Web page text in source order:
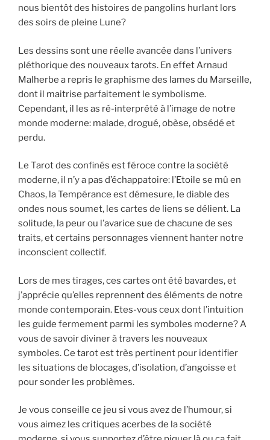
nous bientôt des histoires de pangolins hurlant lors
des soirs de pleine Lune?
Les dessins sont une réelle avancée dans l’univers
pléthorique des nouveaux tarots. En effet Arnaud
Malherbe a repris le graphisme des lames du Marseille,
dont il maitrise parfaitement le symbolisme.
Cependant, il les as ré-interprété à l’image de notre
monde moderne: malade, drogué, obèse, obsédé et
perdu.
Le Tarot des confinés est féroce contre la société
moderne, il n’y a pas d’échappatoire: l’Etoile se mû en
Chaos, la Tempérance est démesure, le diable des
ondes nous soumet, les cartes de liens se délient. La
solitude, la peur ou l’avarice sue de chacune de ses
traits, et certains personnages viennent hanter notre
inconscient collectif.
Lors de mes tirages, ces cartes ont été bavardes, et
j’apprécie qu’elles reprennent des éléments de notre
monde contemporain. Etes-vous ceux dont l’intuition
les guide fermement parmi les symboles moderne? A
vous de savoir diviner à travers les nouveaux
symboles. Ce tarot est très pertinent pour identifier
les situations de blocages, d’isolation, d’angoisse et
pour sonder les problèmes.
Je vous conseille ce jeu si vous avez de l’humour, si
vous aimez les critiques acerbes de la société